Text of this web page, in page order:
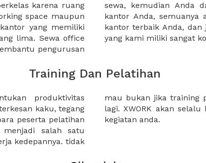
karena ruang
space maupun
yang memiliki
lima. Sewa office
pengurusan
mengunjungi calon
mudah untuk sewa
murah karena harga
yang kami miliki sangat
Training Dan Pelatihan
produktivitas
kaku, tegang
peserta pelatihan
menjadi salah satu
kedepannya. tidak
biasa saja?
untuk kebutuhan
kegiatan anda.